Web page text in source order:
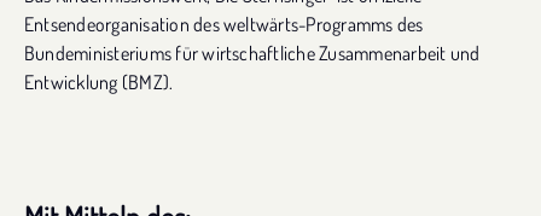
Entsendeorganisation des weltwärts-Programms des
Bundeministeriums für wirtschaftliche Zusammenarbeit und
Entwicklung (BMZ).